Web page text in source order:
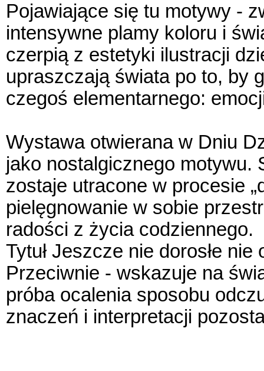
Pojawiające się tu motywy -
intensywne plamy koloru i
czerpią z estetyki ilustracji
upraszczają świata po to, by
czegoś elementarnego:
Wystawa otwierana w Dniu
jako nostalgicznego motywu.
zostaje utracone w procesie
pielęgnowanie w sobie
radości z życia codziennego.
Tytuł Jeszcze nie dorosłe
Przeciwnie - wskazuje na
próba ocalenia sposobu
znaczeń i interpretacji